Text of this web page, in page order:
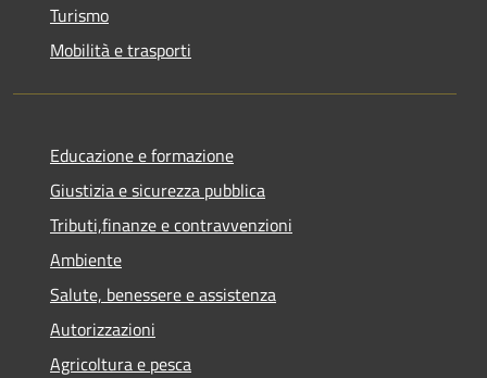
Turismo
Mobilità e trasporti
Educazione e formazione
Giustizia e sicurezza pubblica
Tributi,finanze e contravvenzioni
Ambiente
Salute, benessere e assistenza
Autorizzazioni
Agricoltura e pesca